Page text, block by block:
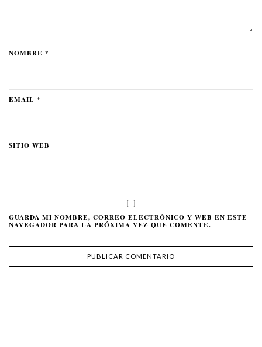
NOMBRE *
EMAIL *
SITIO WEB
GUARDA MI NOMBRE, CORREO ELECTRÓNICO Y WEB EN ESTE
NAVEGADOR PARA LA PRÓXIMA VEZ QUE COMENTE.